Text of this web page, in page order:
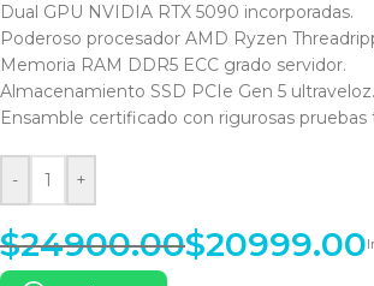
Dual GPU NVIDIA RTX 5090 incorporadas.
Poderoso procesador AMD Ryzen
Memoria RAM DDR5 ECC grado servidor.
Almacenamiento SSD PCIe Gen 5 ultraveloz.
Ensamble certificado con rigurosas pruebas
- +
$24900.00$20999.00